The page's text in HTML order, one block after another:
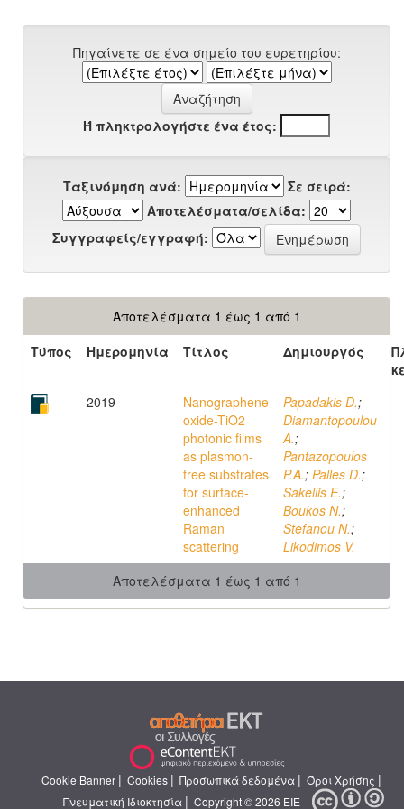
Πηγαίνετε σε ένα σημείο του ευρετηρίου:
Ή πληκτρολογήστε ένα έτος:
Ταξινόμηση ανά:
Σε σειρά:
Αποτελέσματα/σελίδα:
Συγγραφείς/εγγραφή:
Αποτελέσματα 1 έως 1 από 1
Τύπος
Ημερομηνία Τίτλος Δημιουργός
2019
Nanographene
oxide-TiO2
photonic films
as plasmon-
free substrates
for surface-
enhanced
Raman
scattering
Papadakis D.;
Diamantopoulou
A.;
Pantazopoulos
P.A.; Palles D.;
Sakellis E.;
Boukos N.;
Stefanou N.;
Likodimos V.
Αποτελέσματα 1 έως 1 από 1
Cookie Banner | Cookies | Προσωπικά δεδομένα | Όροι Χρήσης |
Πνευματική Ιδιοκτησία | Copyright © 2026 ΕΙΕ